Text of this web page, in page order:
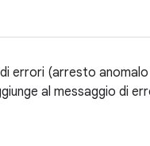
errori (arresto
al messaggio di